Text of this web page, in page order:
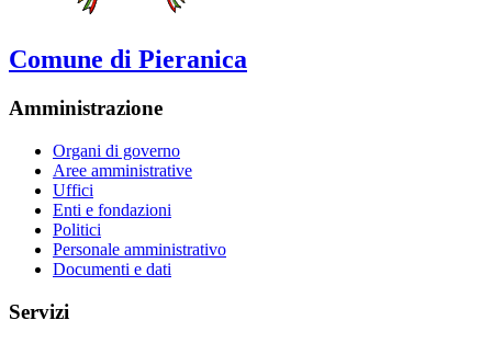
Comune di Pieranica
Amministrazione
Organi di governo
Aree amministrative
Uffici
Enti e fondazioni
Politici
Personale amministrativo
Documenti e dati
Servizi